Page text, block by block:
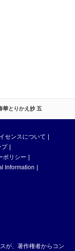
とりかえ抄 五
センスについて
プ
ポリシー
Information
が、著作権者からコン